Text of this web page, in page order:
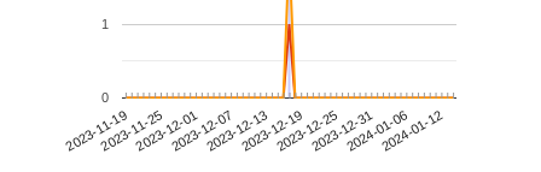
2023-11-192023-11-252023-12-012023-12-072023-12-132023-12-192023-12-252023-12-312024-01-062024-01-12
0
1